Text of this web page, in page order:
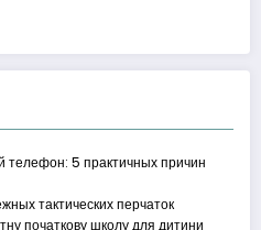
телефон: 5 практичных причин
тактических перчаток
початкову школу для дитини